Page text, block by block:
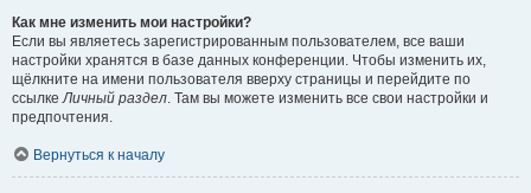
Как мне изменить мои настройки?
Если вы являетесь зарегистрированным пользователем, все ваши
настройки хранятся в базе данных конференции. Чтобы изменить их,
щёлкните на имени пользователя вверху страницы и перейдите по
ссылкеЛичный раздел. Там вы можете изменить все свои настройки и
предпочтения.
Вернуться к началу